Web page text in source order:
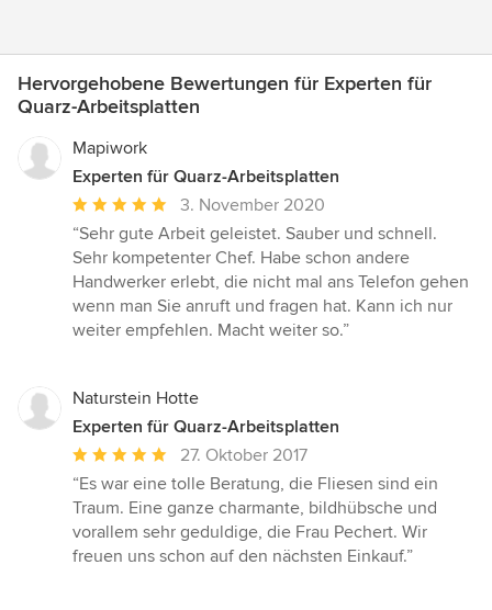
Hervorgehobene Bewertungen für Experten für
Quarz-Arbeitsplatten
Mapiwork
Experten für Quarz-Arbeitsplatten
Durchschnittliche
Bewertung:
5
von
5
Sternen
3. November 2020
“Sehr gute Arbeit geleistet. Sauber und schnell.
Sehr kompetenter Chef. Habe schon andere
Handwerker erlebt, die nicht mal ans Telefon gehen
wenn man Sie anruft und fragen hat. Kann ich nur
weiter empfehlen. Macht weiter so.”
Naturstein Hotte
Experten für Quarz-Arbeitsplatten
Durchschnittliche
Bewertung:
5
von
5
27. Oktober 2017
“Es war eine tolle Beratung, die Fliesen sind ein
Traum. Eine ganze charmante, bildhübsche und
vorallem sehr geduldige, die Frau Pechert. Wir
freuen uns schon auf den nächsten Einkauf.”